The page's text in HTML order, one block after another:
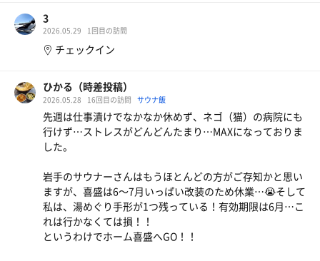
看板のある【岩手は、あたる「脳卒中」が多い県です！】
も平成27年のデータだから、最新版データになるんかな？
たのしみ
また会う日まで！
ん、、
やはり今日もいらっしゃった、、、。毎日来てるのかな？
2ヶ月間どうするんだろうと勝手に心配になってしまっ
た、、、)
ソフトクリーム🍦
休館直前のためストロベリー🍓限定でコーン無し！笑
結局支払い無しで蒸しあがる♨️
時折工事関係者らしき人も見かけたが
新しいサウナと水風呂に夢を馳せながら
新装開館を楽しみに待つことにしよう😄
3
2026.05.29 1回目の訪問
チェックイン
ひかる（時差投稿）
2026.05.28 16回目の訪問 サウナ飯
先週は仕事漬けでなかなか休めず、ネゴ（猫）の病院にも
行けず…ストレスがどんどんたまり…MAXになっておりま
した。
岩手のサウナーさんはもうほとんどの方がご存知かと思い
ますが、喜盛は6〜7月いっぱい改装のため休業…😭そして
私は、湯めぐり手形が1つ残っている！有効期限は6月…こ
れは行かなくては損！！
というわけでホーム喜盛へGO！！